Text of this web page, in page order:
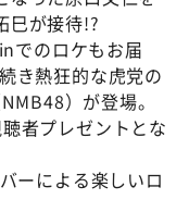
巳が接待!?
でのロケもお届
き熱狂的な虎党の
）が登場。
者プレゼントとな
ーによる楽しいロ